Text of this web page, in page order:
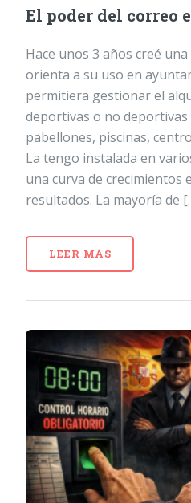
El poder del correo
Hace unos 3 años creé
orienta a su uso en
permitiera gestionar el
deportivas o no deportivas
pabellones, piscinas,
La tengo instalada en
una curva de crecimientos
resultados. La mayoría de
LEER MÁS